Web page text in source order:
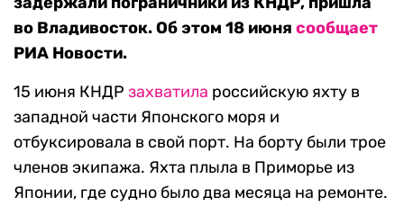
во Владивосток. Об этом 18 июня сообщает
РИА Новости.
15 июня КНДР захватила российскую яхту в
западной части Японского моря и
отбуксировала в свой порт. На борту были трое
членов экипажа. Яхта плыла в Приморье из
Японии, где судно было два месяца на ремонте.